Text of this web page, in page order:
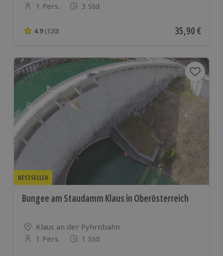
Anzahl der Teilnehmer
1 Pers. 3 Std
4.9 von 5 Sternen basierend auf 120 Bewertungen
4.9 (120) Aktueller
35,90 €
BESTSELLER
Bungee am Staudamm Klaus in Oberösterreich
Standort
Klaus an der Pyhrnbahn
Anzahl der Teilnehmer
1 Pers. 1 Std